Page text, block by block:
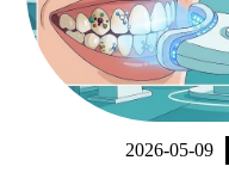
種植牙 dental implant
箍牙 orthodontics
收費標準 change
2026-05-09